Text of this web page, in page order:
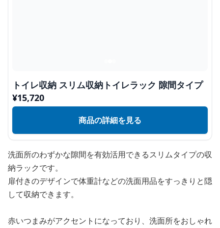
トイレ収納 スリム収納トイレラック 隙間タイプ
¥15,720
商品の詳細を見る
洗面所のわずかな隙間を有効活用できるスリムタイプの収
納ラックです。
扉付きのデザインで体重計などの洗面用品をすっきりと隠
して収納できます。
赤いつまみがアクセントになっており、洗面所をおしゃれ